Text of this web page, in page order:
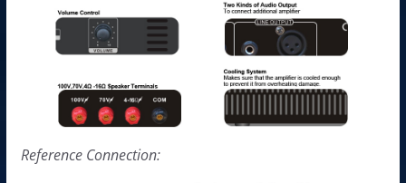
Reference Connection: